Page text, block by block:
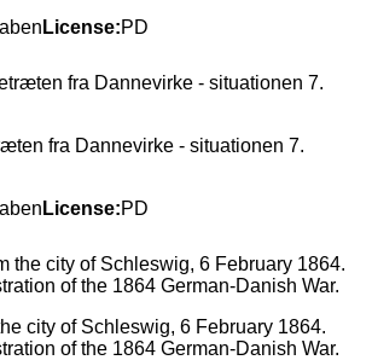
License:PD
fra Dannevirke - situationen 7.
License:PD
city of Schleswig, 6 February 1864.
of the 1864 German-Danish War.